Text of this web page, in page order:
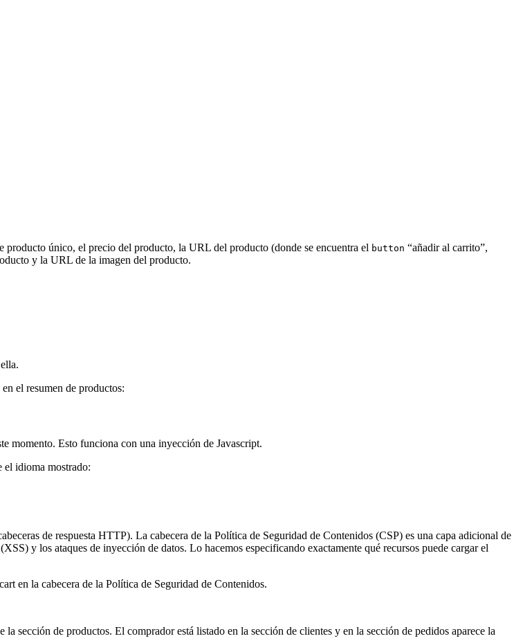
único, el precio del producto, la URL del producto (donde se encuentra el button “añadir al carrito”,
y la URL de la imagen del producto.
el resumen de productos:
momento. Esto funciona con una inyección de Javascript.
el idioma mostrado:
de respuesta HTTP). La cabecera de la Política de Seguridad de Contenidos (CSP) es una capa adicional de
y los ataques de inyección de datos. Lo hacemos especificando exactamente qué recursos puede cargar el
en la cabecera de la Política de Seguridad de Contenidos.
sección de productos. El comprador está listado en la sección de clientes y en la sección de pedidos aparece la